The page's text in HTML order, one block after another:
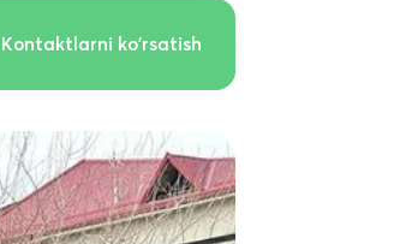
Kontaktlarni ko'rsatish